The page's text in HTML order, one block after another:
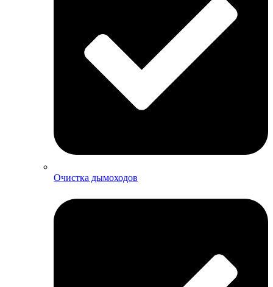
Очистка дымоходов